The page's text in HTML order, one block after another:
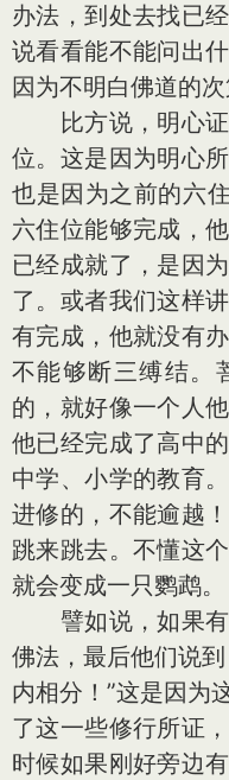
办法，到处去找已
说看看能不能问出
因为不明白佛道的次
比方说，明心证
位。这是因为明心
也是因为之前的六
六住位能够完成，
已经成就了，是因
了。或者我们这样
有完成，他就没有
不能够断三缚结。
的，就好像一个人
他已经完成了高中
中学、小学的教育
进修的，不能逾越
跳来跳去。不懂这
就会变成一只鹦鹉。
譬如说，如果有
佛法，最后他们说
内相分！”这是因为
了这一些修行所证
时候如果刚好旁边